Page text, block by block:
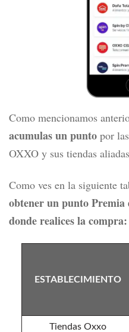
Como mencionamos
acumulas un punto por
OXXO y sus tiendas
Como ves en la siguiente
obtener un punto Premia
donde realices la compra:
ESTABLECIMIENTO
Tiendas Oxxo